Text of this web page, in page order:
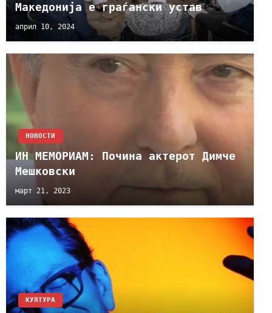
Македонија е граѓански устав
април 10, 2024
НОВОСТИ
ИН МЕМОРИАМ: Почина актерот Димче
Мешковски
март 21, 2023
КУЛТУРА